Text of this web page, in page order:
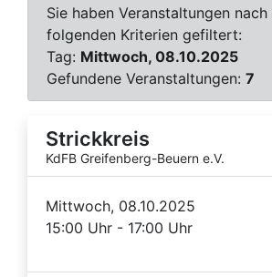
Sie haben Veranstaltungen nach
folgenden Kriterien gefiltert:
Tag: Mittwoch, 08.10.2025
Gefundene Veranstaltungen: 7
Strickkreis
KdFB Greifenberg-Beuern e.V.
Mittwoch, 08.10.2025
15:00 Uhr - 17:00 Uhr